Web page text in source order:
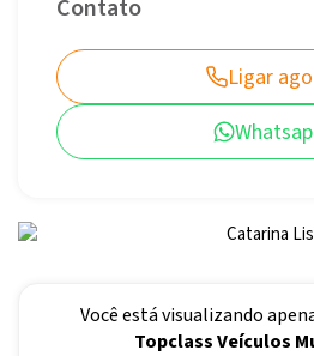
Contato
Ligar
Você está visualizando
Topclass Veículos